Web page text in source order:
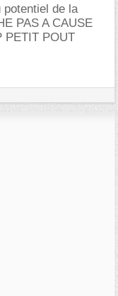
potentiel de la
PAS A CAUSE
PETIT POUT